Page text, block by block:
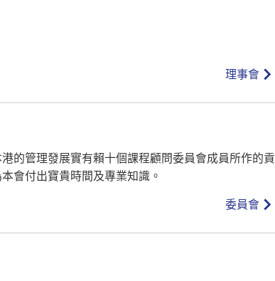
理事會
的管理發展實有賴十個課程顧問委員會成員所作的貢
會付出寶貴時間及專業知識。
委員會